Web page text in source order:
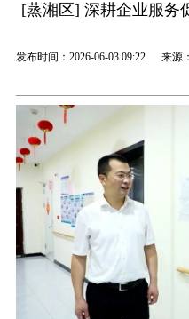
[蒸湘区] 深耕企业服务
发布时间：2026-06-03 09:22 来源